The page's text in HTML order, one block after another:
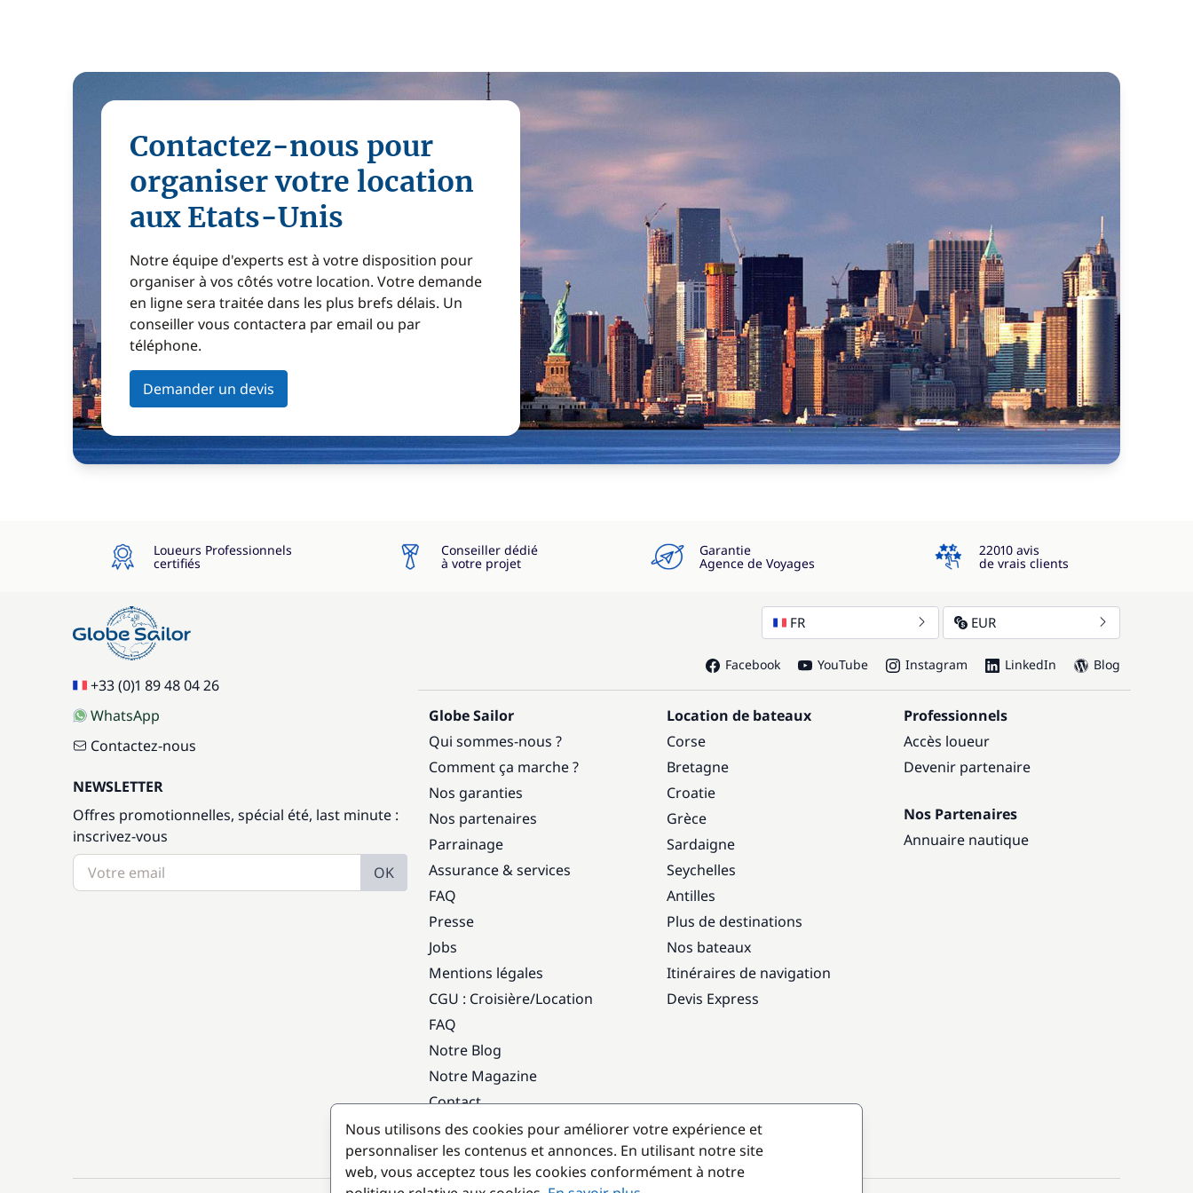
Contactez-nous pour
organiser votre location
aux Etats-Unis
Notre équipe d'experts est à votre disposition pour
organiser à vos côtés votre location. Votre demande
en ligne sera traitée dans les plus brefs délais. Un
conseiller vous contactera par email ou par
téléphone.
Demander un devis
Loueurs Professionnels
certifiés
Conseiller dédié
à votre projet
Garantie
Agence de Voyages
4.3
22010 avis
de vrais clients
+33 (0)1 89 48 04 26
WhatsApp
Contactez-nous
NEWSLETTER
Offres promotionnelles, spécial été, last minute :
inscrivez-vous
OK
FR EUR
Facebook YouTube Instagram LinkedIn Blog
Globe Sailor
Qui sommes-nous ?
Comment ça marche ?
Nos garanties
Nos partenaires
Parrainage
Assurance & services
FAQ
Presse
Jobs
Mentions légales
CGU : Croisière/Location
FAQ
Notre Blog
Notre Magazine
Contact
Location de bateaux
Corse
Bretagne
Croatie
Grèce
Sardaigne
Seychelles
Antilles
Plus de destinations
Nos bateaux
Itinéraires de navigation
Devis Express
Professionnels
Accès loueur
Devenir partenaire
Nos Partenaires
Annuaire nautique
Destinations populaires
Nous utilisons des cookies pour améliorer votre expérience et
personnaliser les contenus et annonces. En utilisant notre site
web, vous acceptez tous les cookies conformément à notre